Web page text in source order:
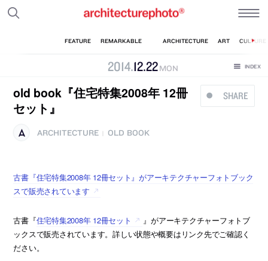
2014.12.22 MON
SHARE
old book『住宅特集2008年 12冊
セット』
ARCHITECTURE OLD BOOK
古書『住宅特集2008年 12冊セット』がアーキテクチャーフォトブック
スで販売されています
古書『住宅特集2008年 12冊セット
』がアーキテクチャーフォトブ
ックスで販売されています。詳しい状態や概要はリンク先でご確認く
ださい。